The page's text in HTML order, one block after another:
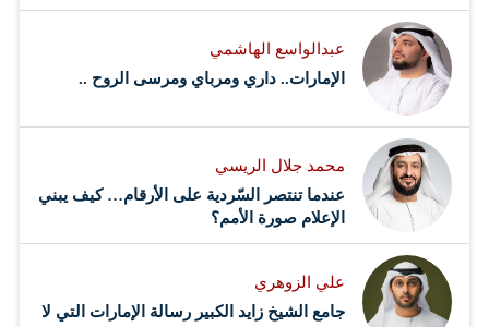
عبدالواسع الهاشمي
الإمارات.. داري ومرباي ومرسى الروح ..
محمد جلال الريسي
عندما تنتصر السّردية على الأرقام… كيف يبني
الإعلام صورة الأمم؟
علي الزوهري
جامع الشيخ زايد الكبير رسالة الإمارات التي لا